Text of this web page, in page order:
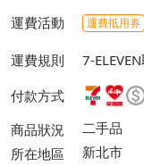
運費活動 運費抵用券
運費規則
7-
件免運費
運費$38
款【單件
掛號【單
付款方式
商品狀況
二手品
所在地區
新北市